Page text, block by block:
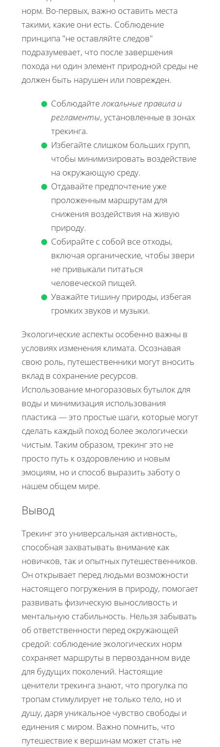
норм. Во-первых, важно оставить места
такими, какие они есть. Соблюдение
принципа "не оставляйте следов"
подразумевает, что после завершения
похода ни один элемент природной среды не
должен быть нарушен или поврежден.
Соблюдайтелокальные правила и
регламенты, установленные в зонах
трекинга.
Избегайте слишком больших групп,
чтобы минимизировать воздействие
на окружающую среду.
Отдавайте предпочтение уже
проложенным маршрутам для
снижения воздействия на живую
природу.
Собирайте с собой все отходы,
включая органические, чтобы звери
не привыкали питаться
человеческой пищей.
Уважайте тишину природы, избегая
громких звуков и музыки.
Экологические аспекты особенно важны в
условиях изменения климата. Осознавая
свою роль, путешественники могут вносить
вклад в сохранение ресурсов.
Использование многоразовых бутылок для
воды и минимизация использования
пластика — это простые шаги, которые могут
сделать каждый поход более экологически
чистым. Таким образом, трекинг это не
просто путь к оздоровлению и новым
эмоциям, но и способ выразить заботу о
нашем общем мире.
Вывод
Трекинг это универсальная активность,
способная захватывать внимание как
новичков, так и опытных путешественников.
Он открывает перед людьми возможности
настоящего погружения в природу, помогает
развивать физическую выносливость и
ментальную стабильность. Нельзя забывать
об ответственности перед окружающей
средой: соблюдение экологических норм
сохраняет маршруты в первозданном виде
для будущих поколений. Настоящие
ценители трекинга знают, что прогулка по
тропам стимулирует не только тело, но и
душу, даря уникальное чувство свободы и
единения с миром. Важно помнить, что
путешествие к вершинам может стать не